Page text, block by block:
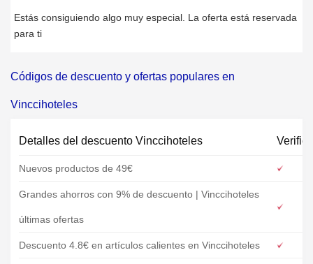
Estás consiguiendo algo muy especial. La oferta está reservada
para ti
Códigos de descuento y ofertas populares en
Vinccihoteles
Detalles del descuento Vinccihoteles
Nuevos productos de 49€
Grandes ahorros con 9% de descuento | Vinccihoteles
últimas ofertas
Descuento 4.8€ en artículos calientes en Vinccihoteles